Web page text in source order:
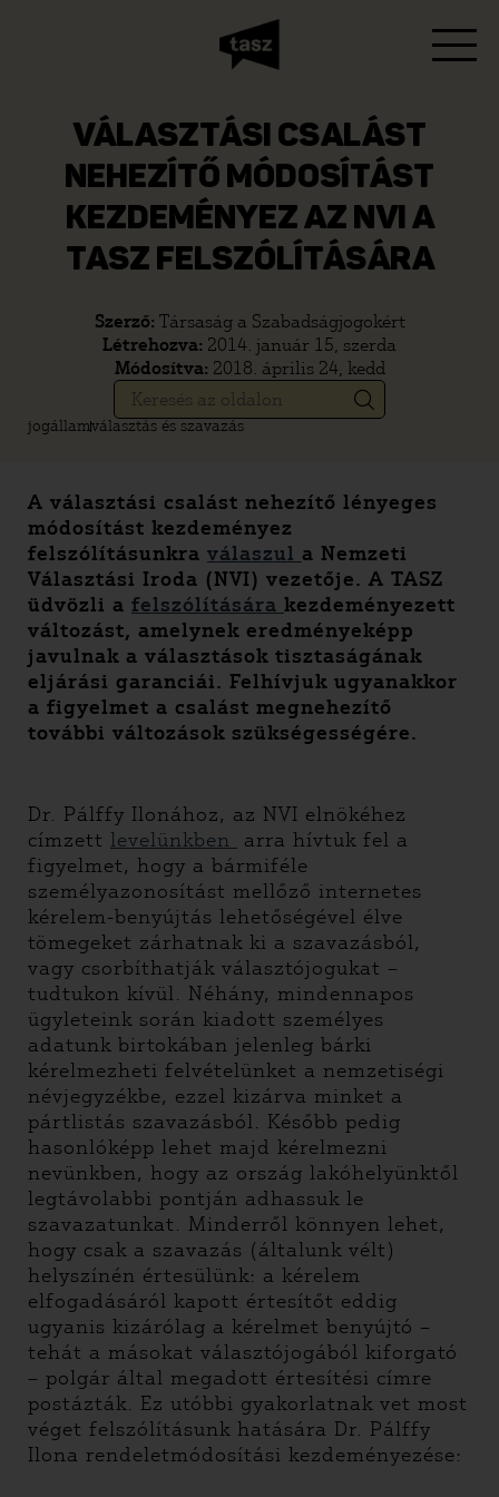
VÁLASZTÁSI CSALÁST
NEHEZÍTŐ MÓDOSÍTÁST
KEZDEMÉNYEZ AZ NVI A
TASZ FELSZÓLÍTÁSÁRA
Szerző: Társaság a Szabadságjogokért
Létrehozva: 2014. január 15, szerda
Módosítva: 2018. április 24, kedd
jogállamválasztás és szavazás
A választási csalást nehezítő lényeges
módosítást kezdeményez
felszólításunkra válaszul a Nemzeti
Választási Iroda (NVI) vezetője. A TASZ
üdvözli a felszólítására kezdeményezett
változást, amelynek eredményeképp
javulnak a választások tisztaságának
eljárási garanciái. Felhívjuk ugyanakkor
a figyelmet a csalást megnehezítő
további változások szükségességére.
Dr. Pálffy Ilonához, az NVI elnökéhez
címzett levelünkben
arra hívtuk fel a
figyelmet, hogy a bármiféle
személyazonosítást mellőző internetes
kérelem-benyújtás lehetőségével élve
tömegeket zárhatnak ki a szavazásból,
vagy csorbíthatják választójogukat –
tudtukon kívül. Néhány, mindennapos
ügyleteink során kiadott személyes
adatunk birtokában jelenleg bárki
kérelmezheti felvételünket a nemzetiségi
névjegyzékbe, ezzel kizárva minket a
pártlistás szavazásból. Később pedig
hasonlóképp lehet majd kérelmezni
nevünkben, hogy az ország lakóhelyünktől
legtávolabbi pontján adhassuk le
szavazatunkat. Minderről könnyen lehet,
hogy csak a szavazás (általunk vélt)
helyszínén értesülünk: a kérelem
elfogadásáról kapott értesítőt eddig
ugyanis kizárólag a kérelmet benyújtó –
tehát a másokat választójogából kiforgató
– polgár által megadott értesítési címre
postázták. Ez utóbbi gyakorlatnak vet most
véget felszólításunk hatására Dr. Pálffy
Ilona rendeletmódosítási kezdeményezése: